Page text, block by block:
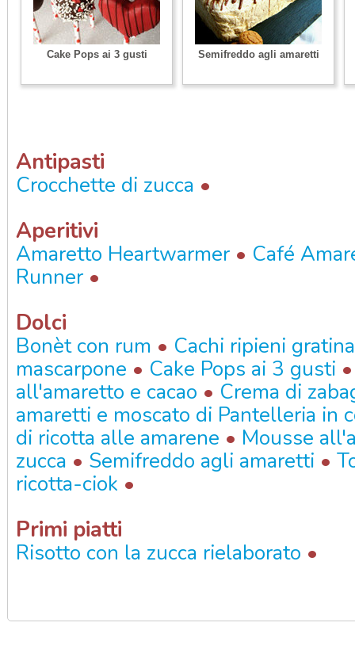
Cake Pops ai 3 gusti Semifreddo agli amaretti
Antipasti
Crocchette di zucca •
Aperitivi
Amaretto Heartwarmer • Café
Runner •
Dolci
Bonèt con rum • Cachi ripieni
mascarpone • Cake Pops ai 3 gusti
all'amaretto e cacao • Crema di
amaretti e moscato di Pantelleria in
di ricotta alle amarene • Mousse
zucca • Semifreddo agli amaretti •
ricotta-ciok •
Primi piatti
Risotto con la zucca rielaborato •